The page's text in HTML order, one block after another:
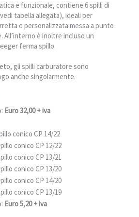
e funzionale, contiene 6 spilli di
tabella allegata), ideali per
e personalizzata messa a punto
All’interno è inoltre incluso un
ferma spillo.
gli spilli carburatore sono
anche singolarmente.
Euro 32,00 + iva
conico CP 14/22
conico CP 12/22
conico CP 13/21
conico CP 13/20
conico CP 14/20
conico CP 13/19
Euro 5,20 + iva